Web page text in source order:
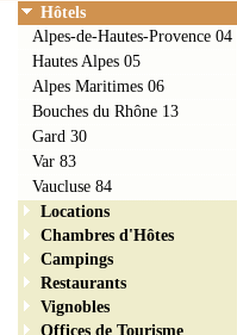
Hôtels
Alpes-de-Hautes-Provence 04
Hautes Alpes 05
Alpes Maritimes 06
Bouches du Rhône 13
Gard 30
Var 83
Vaucluse 84
Locations
Chambres d'Hôtes
Campings
Restaurants
Vignobles
Offices de Tourisme